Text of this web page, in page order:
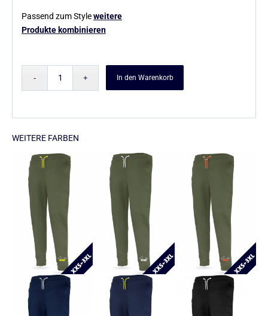
Passend zum Styleweitere
Produkte kombinieren
In den Warenkorb
WEITERE FARBEN